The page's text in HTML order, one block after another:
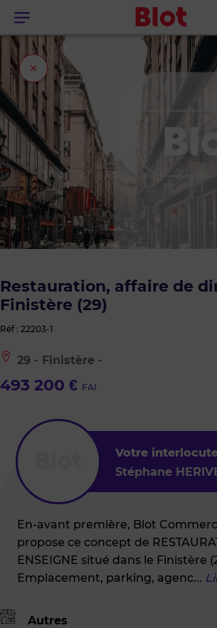
Menu
Fermer
l'onglet
Restauration, affaire de
Finistère (29)
Réf : 22203-1
493 200 € FAI
Le
bien
est
situé
Finistère
-
29 - Finistère -
Votre
Stéphane
En-avant première, Blot
propose ce concept de
ENSEIGNE situé dans le Finistère
Emplacement, parking, agenc...
Autres